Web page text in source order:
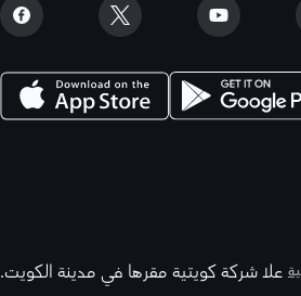
علا شركة كويتية مقرها في مدينة الكويت.